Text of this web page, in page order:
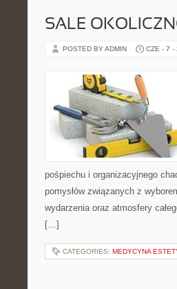
SALE
POSTED BY ADMIN CZE - 7 -
pośpiechu i organizacyjnego
pomysłów związanych z
wydarzenia oraz atmosfery
[…]
CATEGORIES: MEDYCYNA